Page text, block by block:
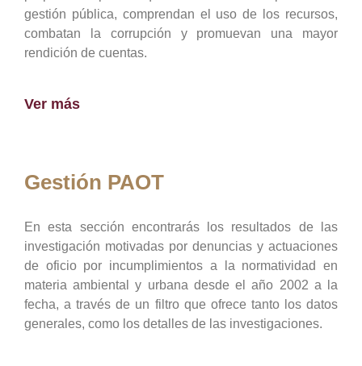
gestión pública, comprendan el uso de los recursos,
combatan la corrupción y promuevan una mayor
rendición de cuentas.
Ver más
Gestión PAOT
En esta sección encontrarás los resultados de las
investigación motivadas por denuncias y actuaciones
de oficio por incumplimientos a la normatividad en
materia ambiental y urbana desde el año 2002 a la
fecha, a través de un filtro que ofrece tanto los datos
generales, como los detalles de las investigaciones.